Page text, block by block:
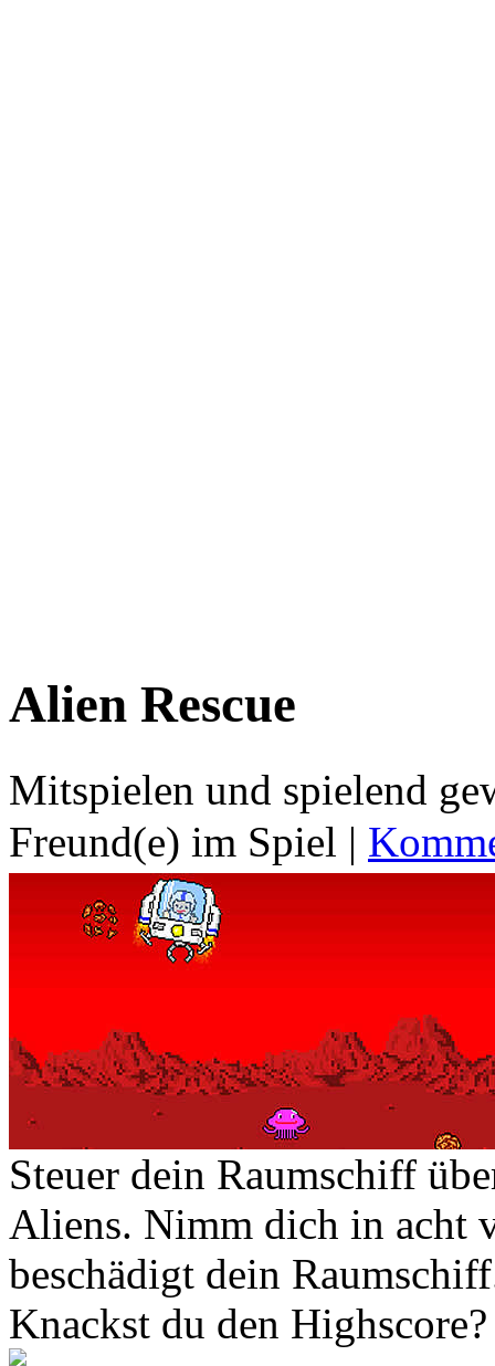
Alien Rescue
Mitspielen und spielend
Freund(e) im Spiel |
Steuer dein Raumschiff
Aliens. Nimm dich in acht
beschädigt dein
Knackst du den Highscore?